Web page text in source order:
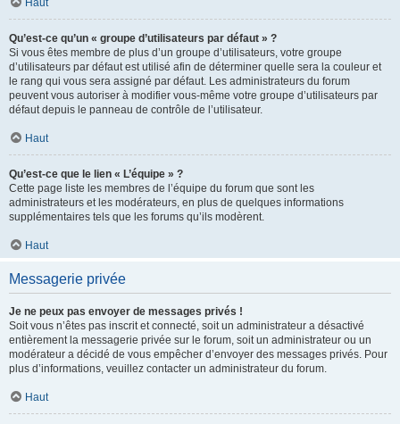
Haut
Qu’est-ce qu’un « groupe d’utilisateurs par défaut » ?
Si vous êtes membre de plus d’un groupe d’utilisateurs, votre groupe
d’utilisateurs par défaut est utilisé afin de déterminer quelle sera la couleur et
le rang qui vous sera assigné par défaut. Les administrateurs du forum
peuvent vous autoriser à modifier vous-même votre groupe d’utilisateurs par
défaut depuis le panneau de contrôle de l’utilisateur.
Haut
Qu’est-ce que le lien « L’équipe » ?
Cette page liste les membres de l’équipe du forum que sont les
administrateurs et les modérateurs, en plus de quelques informations
supplémentaires tels que les forums qu’ils modèrent.
Haut
Messagerie privée
Je ne peux pas envoyer de messages privés !
Soit vous n’êtes pas inscrit et connecté, soit un administrateur a désactivé
entièrement la messagerie privée sur le forum, soit un administrateur ou un
modérateur a décidé de vous empêcher d’envoyer des messages privés. Pour
plus d’informations, veuillez contacter un administrateur du forum.
Haut